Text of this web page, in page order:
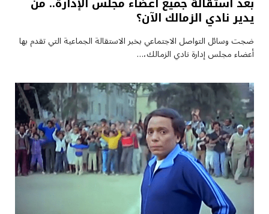
يدير نادي الزمالك الآن؟
ضجت وسائل التواصل الاجتماعي بخبر الاستقالة الجماعية التي تقدم بها
أعضاء مجلس إدارة نادي الزمالك،…